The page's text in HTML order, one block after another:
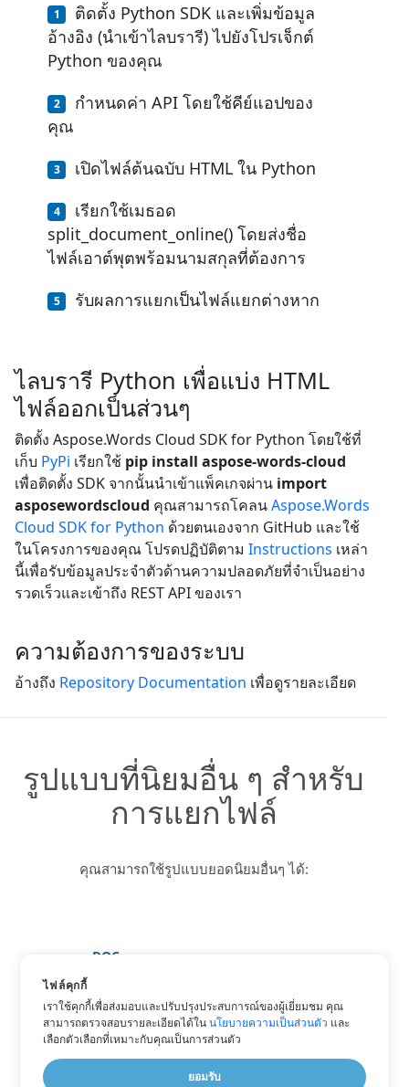
ติดตั้ง Python SDK และเพิ่มข้อมูล
อ้างอิง (นำเข้าไลบรารี) ไปยังโปรเจ็กต์
Python ของคุณ
กำหนดค่า API โดยใช้คีย์แอปของ
คุณ
เปิดไฟล์ต้นฉบับ HTML ใน Python
เรียกใช้เมธอด
split_document_online() โดยส่งชื่อ
ไฟล์เอาต์พุตพร้อมนามสกุลที่ต้องการ
รับผลการแยกเป็นไฟล์แยกต่างหาก
ไลบรารี Python เพื่อแบ่ง HTML
ไฟล์ออกเป็นส่วนๆ
ติดตั้ง Aspose.Words Cloud SDK for Python โดยใช้ที่
เก็บ PyPi เรียกใช้ pip install aspose-words-cloud
เพื่อติดตั้ง SDK จากนั้นนำเข้าแพ็คเกจผ่าน import
asposewordscloud คุณสามารถโคลนAspose.Words
Cloud SDK for Python ด้วยตนเองจาก GitHub และใช้
ในโครงการของคุณ โปรดปฏิบัติตาม Instructions เหล่า
นี้เพื่อรับข้อมูลประจำตัวด้านความปลอดภัยที่จำเป็นอย่าง
รวดเร็วและเข้าถึง REST API ของเรา
ความต้องการของระบบ
อ้างถึง Repository Documentation เพื่อดูรายละเอียด
รูปแบบที่นิยมอื่น ๆ สำหรับ
การแยกไฟล์
คุณสามารถใช้รูปแบบยอดนิยมอื่นๆ ได้:
DOC
PDF
TXT
ไฟล์คุกกี้
เราใช้คุกกี้เพื่อส่งมอบและปรับปรุงประสบการณ์ของผู้เยี่ยมชม คุณ
สามารถตรวจสอบรายละเอียดได้ในนโยบายความเป็นส่วนตัว และ
เลือกตัวเลือกที่เหมาะกับคุณเป็นการส่วนตัว
ยอมรับ